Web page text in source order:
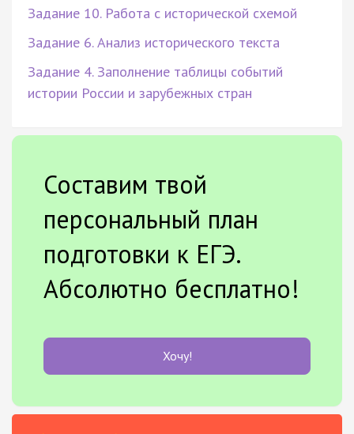
Задание 10. Работа с исторической схемой
Задание 6. Анализ исторического текста
Задание 4. Заполнение таблицы событий
истории России и зарубежных стран
Составим твой
персональный план
подготовки к ЕГЭ.
Абсолютно бесплатно!
Хочу!